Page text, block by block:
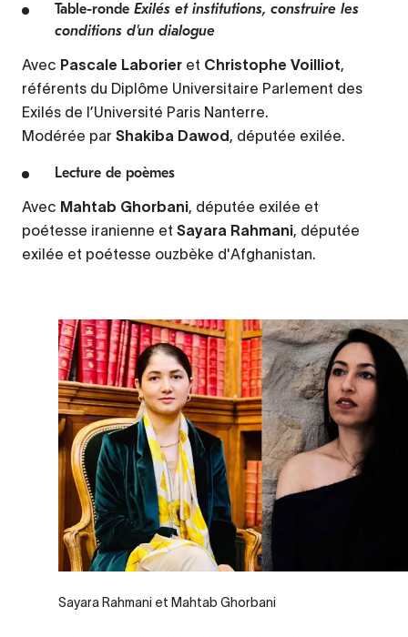
Table-ronde Exilés et institutions, construire les
conditions d'un dialogue
Avec Pascale Laborier et Christophe Voilliot,
référents du Diplôme Universitaire Parlement des
Exilés de l’Université Paris Nanterre.
Modérée par Shakiba Dawod , députée exilée.
Lecture de poèmes
Avec Mahtab Ghorbani, députée exilée et
poétesse iranienne et Sayara Rahmani, députée
exilée et poétesse ouzbèke d'Afghanistan.
Sayara Rahmani et Mahtab Ghorbani